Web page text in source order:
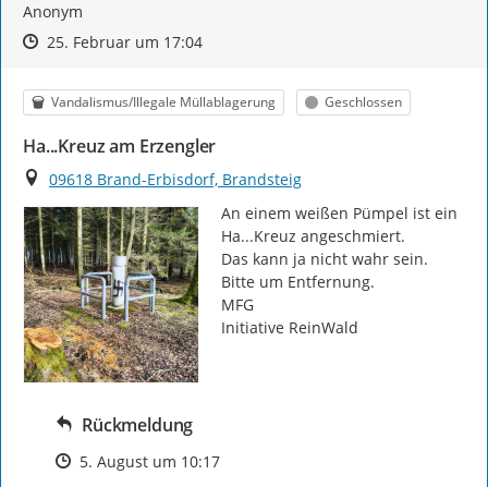
Anonym
Zeitpunkt des Erstellens
Zeitpunkt des Erstellens
25. Februar um 17:04Zur Äußerung
Kategorie
Vandalismus/Illegale Müllablagerung Status
Geschlossen
Ha...Kreuz am Erzengler
Ort
09618 Brand-Erbisdorf, Brandsteig
An einem weißen Pümpel ist ein
Ha...Kreuz angeschmiert.
Das kann ja nicht wahr sein.
Bitte um Entfernung.
MFG
Initiative ReinWald
Rückmeldung
Zeitpunkt des Erstellens
5. August um 10:17